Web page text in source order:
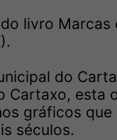
livro
do
Cartaxo, esta
gráficos
séculos.